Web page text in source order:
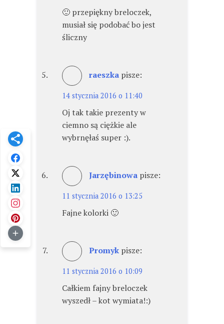
🙂 przepiękny breloczek,
musiał się podobać bo jest
śliczny
raeszka pisze:
14 stycznia 2016 o 11:40
Oj tak takie prezenty w
ciemno są ciężkie ale
wybrnęłaś super :).
Jarzębinowa pisze:
11 stycznia 2016 o 13:25
Fajne kolorki 🙂
Promyk pisze:
11 stycznia 2016 o 10:09
Całkiem fajny breloczek
wyszedł – kot wymiata!:)